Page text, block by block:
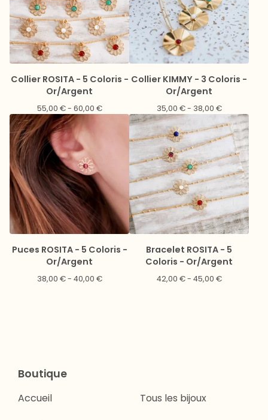
Collier ROSITA - 5 Coloris -
Or/Argent
55,00 €- 60,00 €
Collier KIMMY - 3 Coloris -
Or/Argent
35,00 €- 38,00 €
Puces ROSITA - 5 Coloris -
Or/Argent
38,00 €- 40,00 €
Bracelet ROSITA - 5
Coloris - Or/Argent
42,00 €- 45,00 €
Boutique
Accueil Tous les bijoux